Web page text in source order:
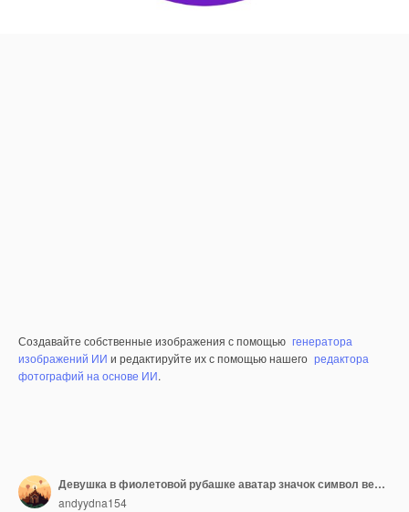
Создавайте собственные изображения с помощью генератора
изображений ИИ и редактируйте их с помощью нашего редактора
фотографий на основе ИИ.
Девушка в фиолетовой рубашке аватар значок символ веб-символ лицо знак приложения
andyydna154